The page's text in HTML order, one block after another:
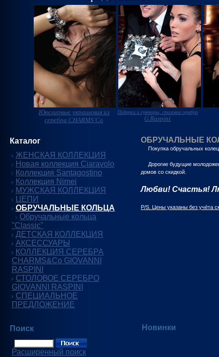
Ювелирные украшения из
серебра CHARMS'Co
Подарки и сувениры, столовое серебро
G.Raspini
Каталог
ЖЕНСКАЯ КОЛЛЕКЦИЯ
Новая коллекция Ciaravolo
Коллекция Santagostino
Коллекция Nimei
МУЖСКАЯ КОЛЛЕКЦИЯ
ЦЕПИ
ОБРУЧАЛЬНЫЕ КОЛЬЦА
Обручальные кольца
"Classic"
ДЕТСКАЯ КОЛЛЕКЦИЯ
АКСЕССУАРЫ
КОЛЛЕКЦИЯ СЕРЕБРА
CHARMS&Co GIOVANNI
RASPINI
СТОЛОВОЕ СЕРЕБРО
GIOVANNI RASPINI
СПЕЦИАЛЬНОЕ
ПРЕДЛОЖЕНИЕ
Поиск
Расширенный поиск
ОБРУЧАЛЬНЫЕ
Покупка обручальных колец
Дорогие будущие
домов со скидкой.
Любви! Счастья!
P/S. Цены указаны без учёта
Новинки